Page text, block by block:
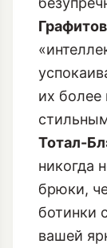
их
Тотал-
никогда
брюки,
ботинки
вашей